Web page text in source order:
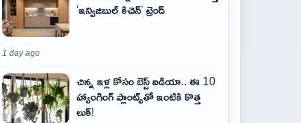
'ఇన్విజిబుల్ కిచెన్' ట్రెండ్
1 day ago
చిన్న ఇళ్ల కోసం బెస్ట్ ఐడియా.. ఈ 10
హ్యాంగింగ్ ప్లాంట్స్‌తో ఇంటికి కొత్త
లుక్!